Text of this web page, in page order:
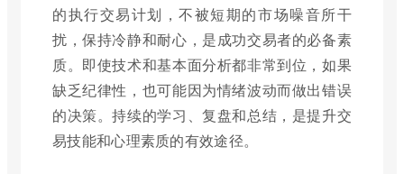
的执行交易计划，不被短期的市场噪音所干
扰，保持冷静和耐心，是成功交易者的必备素
质。即使技术和基本面分析都非常到位，如果
缺乏纪律性，也可能因为情绪波动而做出错误
的决策。持续的学习、复盘和总结，是提升交
易技能和心理素质的有效途径。